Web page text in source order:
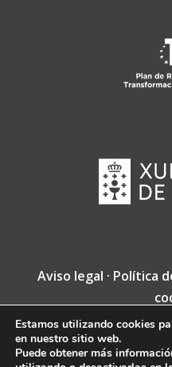
Aviso legal · Política
Copyright ©
de
Estamos utilizando cookies
en nuestro sitio web.
Puede obtener más